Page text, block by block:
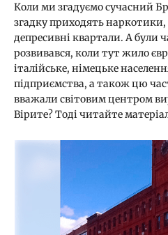
Коли ми згадуємо сучасний
згадку приходять
депресивні квартали. А були
розвивався, коли тут жило
італійське, німецьке
підприємства, а також цю
вважали світовим центром
Вірите? Тоді читайте